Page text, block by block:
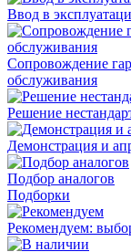
Ввод в
Сопровождение
обслуживания
Решение
Демонстрация и
Подбор аналогов
Подборки
Рекомендуем: